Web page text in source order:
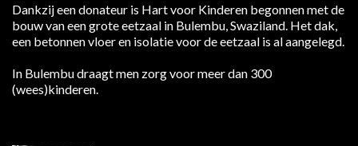
Dankzij een donateur is Hart voor Kinderen begonnen met de
bouw van een grote eetzaal in Bulembu, Swaziland. Het dak,
een betonnen vloer en isolatie voor de eetzaal is al aangelegd.
In Bulembu draagt men zorg voor meer dan 300
(wees)kinderen.